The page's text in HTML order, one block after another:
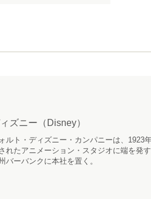
ズニー（Disney）
ルト・ディズニー・カンパニーは、1923
れたアニメーション・スタジオに端を発
バーバンクに本社を置く。